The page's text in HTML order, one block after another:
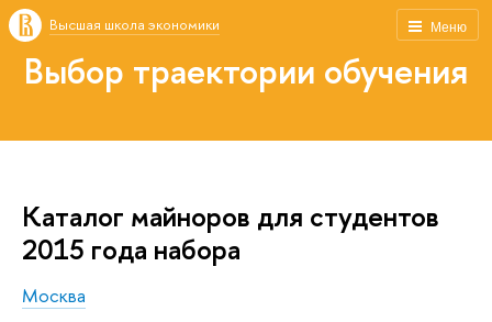
Меню
Высшая школа экономики
Выбор траектории обучения
Каталог майноров для студентов
2015 года набора
Москва